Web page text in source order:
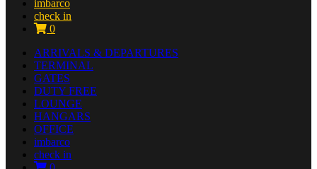
imbarco
check in
0
ARRIVALS & DEPARTURES
TERMINAL
GATES
DUTY FREE
LOUNGE
HANGARS
OFFICE
imbarco
check in